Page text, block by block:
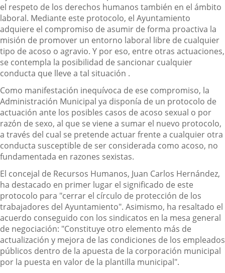
el respeto de los derechos humanos también en el ámbito
laboral. Mediante este protocolo, el Ayuntamiento
adquiere el compromiso de asumir de forma proactiva la
misión de promover un entorno laboral libre de cualquier
tipo de acoso o agravio. Y por eso, entre otras actuaciones,
se contempla la posibilidad de sancionar cualquier
conducta que lleve a tal situación .
Como manifestación inequívoca de ese compromiso, la
Administración Municipal ya disponía de un protocolo de
actuación ante los posibles casos de acoso sexual o por
razón de sexo, al que se viene a sumar el nuevo protocolo,
a través del cual se pretende actuar frente a cualquier otra
conducta susceptible de ser considerada como acoso, no
fundamentada en razones sexistas.
El concejal de Recursos Humanos, Juan Carlos Hernández,
ha destacado en primer lugar el significado de este
protocolo para "cerrar el círculo de protección de los
trabajadores del Ayuntamiento". Asimismo, ha resaltado el
acuerdo conseguido con los sindicatos en la mesa general
de negociación: "Constituye otro elemento más de
actualización y mejora de las condiciones de los empleados
públicos dentro de la apuesta de la corporación municipal
por la puesta en valor de la plantilla municipal".